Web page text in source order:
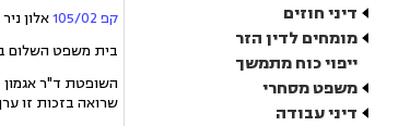
דיני חוזים
מומחים לדין הזר
ייפוי כוח מתמשך
משפט מסחרי
דיני עבודה
קפ 105/02
אלון
בית משפט השלום
שרואה בזכות זו